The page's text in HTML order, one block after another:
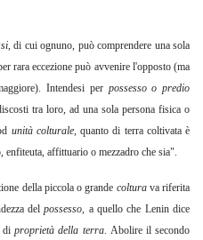
, di cui ognuno, può comprendere una sola
rara eccezione può avvenire l'opposto (ma
Intendesi per possesso o predio
tra loro, ad una sola persona fisica o
unità colturale, quanto di terra coltivata è
affittuario o mezzadro che sia".
della piccola o grande coltura va riferita
delpossesso, a quello che Lenin dice
di proprietà della terra. Abolire il secondo